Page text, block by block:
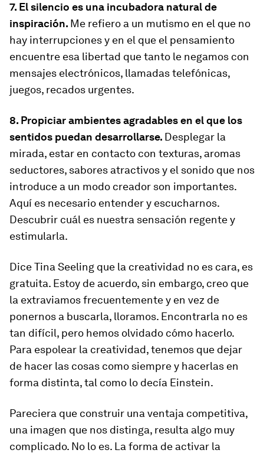
7. El silencio es una incubadora natural de
inspiración. Me refiero a un mutismo en el que no
hay interrupciones y en el que el pensamiento
encuentre esa libertad que tanto le negamos con
mensajes electrónicos, llamadas telefónicas,
juegos, recados urgentes.
8. Propiciar ambientes agradables en el que los
sentidos puedan desarrollarse. Desplegar la
mirada, estar en contacto con texturas, aromas
seductores, sabores atractivos y el sonido que nos
introduce a un modo creador son importantes.
Aquí es necesario entender y escucharnos.
Descubrir cuál es nuestra sensación regente y
estimularla.
Dice Tina Seeling que la creatividad no es cara, es
gratuita. Estoy de acuerdo, sin embargo, creo que
la extraviamos frecuentemente y en vez de
ponernos a buscarla, lloramos. Encontrarla no es
tan difícil, pero hemos olvidado cómo hacerlo.
Para espolear la creatividad, tenemos que dejar
de hacer las cosas como siempre y hacerlas en
forma distinta, tal como lo decía Einstein.
Pareciera que construir una ventaja competitiva,
una imagen que nos distinga, resulta algo muy
complicado. No lo es. La forma de activar la